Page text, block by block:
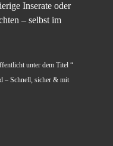
Inserate oder
– selbst im
unter dem Titel “
– Schnell, sicher & mit